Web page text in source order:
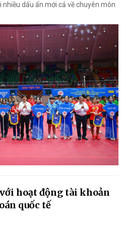
dấu ấn mới cả về chuyên môn
hoạt động tài khoản
quốc tế